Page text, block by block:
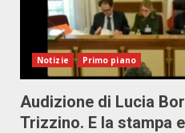
Notizie Primo piano
Audizione di Lucia
Trizzino. E la stampa